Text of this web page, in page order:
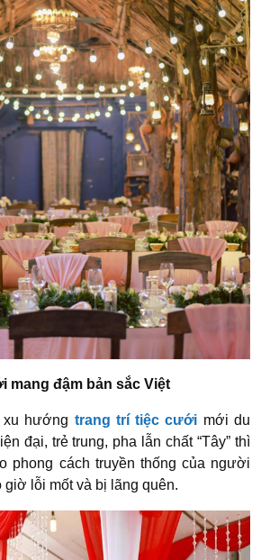
mang đậm bản sắc Việt
xu hướng trang trí tiệc cưới mới du
đại, trẻ trung, pha lẫn chất “Tây” thì
phong cách truyền thống của người
giờ lỗi mốt và bị lãng quên.